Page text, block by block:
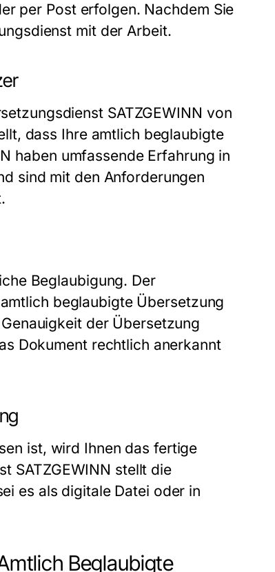
per Post erfolgen. Nachdem Sie
mit der Arbeit.
SATZGEWINN von
dass Ihre amtlich beglaubigte
haben umfassende Erfahrung in
sind mit den Anforderungen
Beglaubigung. Der
amtlich beglaubigte Übersetzung
der Übersetzung
Dokument rechtlich anerkannt
ist, wird Ihnen das fertige
SATZGEWINN stellt die
es als digitale Datei oder in
Beglaubigte